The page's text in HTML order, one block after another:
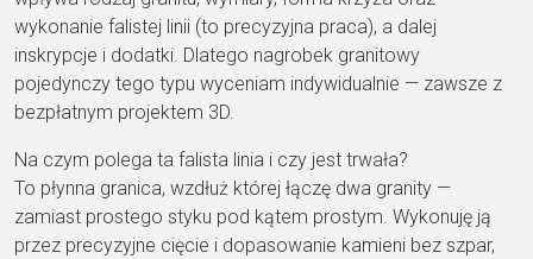
wykonanie falistej linii (to precyzyjna praca), a dalej
inskrypcje i dodatki. Dlatego nagrobek granitowy
pojedynczy tego typu wyceniam indywidualnie — zawsze z
bezpłatnym projektem 3D.
Na czym polega ta falista linia i czy jest trwała?
To płynna granica, wzdłuż której łączę dwa granity —
zamiast prostego styku pod kątem prostym. Wykonuję ją
przez precyzyjne cięcie i dopasowanie kamieni bez szpar,